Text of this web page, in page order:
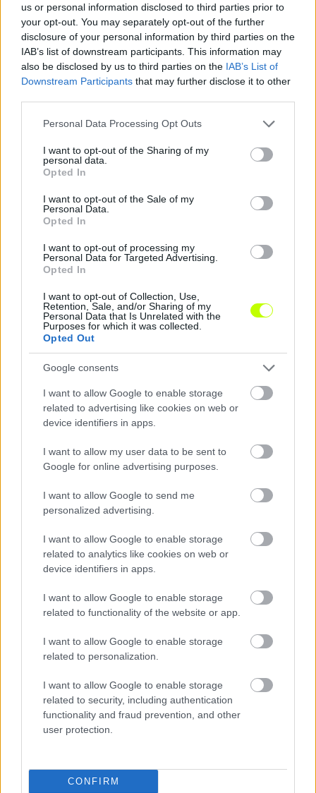
us or personal information disclosed to third parties prior to
your opt-out. You may separately opt-out of the further
disclosure of your personal information by third parties on the
IAB’s list of downstream participants. This information may
also be disclosed by us to third parties on the IAB’s List of
Downstream Participants that may further disclose it to other
Please note that this website/app uses one or more Google
not limited to your visit or usage behaviour. You may click to
grant or deny consent to Google and its third-party tags to
use your data for below specified purposes in below Google
consent section.
Personal Data Processing Opt Outs
I want to opt-out of the Sharing of my
personal data.
Opted In
I want to opt-out of the Sale of my
Personal Data.
Opted In
I want to opt-out of processing my
Personal Data for Targeted Advertising.
Opted In
I want to opt-out of Collection, Use,
Retention, Sale, and/or Sharing of my
Personal Data that Is Unrelated with the
Purposes for which it was collected.
Opted Out
Google consents
I want to allow Google to enable storage
related to advertising like cookies on web or
device identifiers in apps.
I want to allow my user data to be sent to
Google for online advertising purposes.
I want to allow Google to send me
personalized advertising.
I want to allow Google to enable storage
related to analytics like cookies on web or
device identifiers in apps.
I want to allow Google to enable storage
related to functionality of the website or app.
I want to allow Google to enable storage
related to personalization.
I want to allow Google to enable storage
related to security, including authentication
functionality and fraud prevention, and other
user protection.
CONFIRM
NB2
Így búcsúzott a Siófoktól a Paksra távozó
a Siófoktól. Szakály a Paksban folytatja a
pályafutását, Zamostny szerződését pedig
2020.01.09.
ÍME, A PAKS BEJELENTÉSE: "Szakály Dénes
bővült keretünk. Friss szerzeményünk számára
sem lesz ismeretlen zöld-fehér […]
NB1